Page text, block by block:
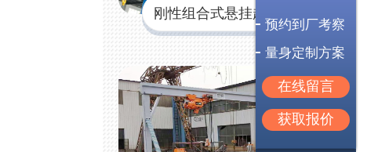
刚性组合式悬挂起重机
预约到厂考察
量身定制方案
在线留言
获取报价